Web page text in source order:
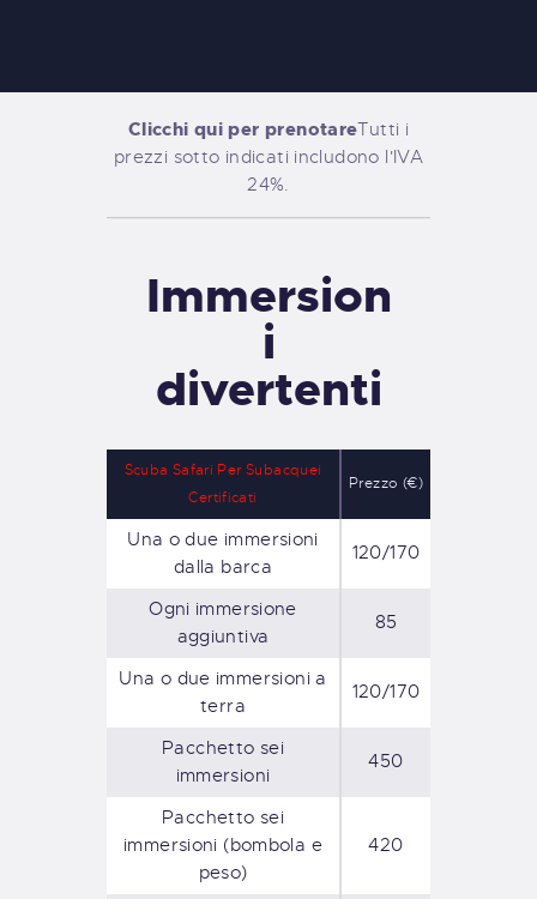
Clicchi qui per prenotareTutti i
prezzi sotto indicati includono l'IVA
24%.
Immersion
i
divertenti
Scuba Safari Per Subacquei
Certificati
Prezzo (€)
Una o due immersioni
dalla barca
120/170
Ogni immersione
aggiuntiva
85
Una o due immersioni a
terra
120/170
Pacchetto sei
immersioni
450
Pacchetto sei
immersioni (bombola e
peso)
420